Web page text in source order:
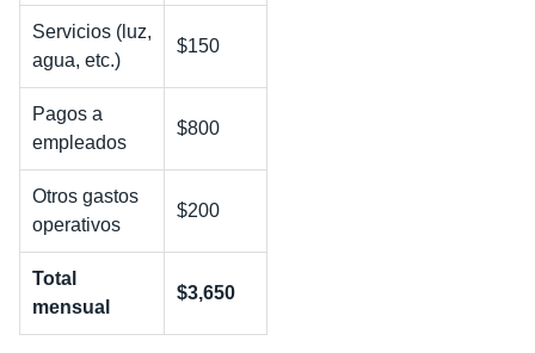
Servicios (luz,
agua, etc.)
$150
Pagos a
empleados
$800
Otros gastos
operativos
$200
Total
mensual
$3,650